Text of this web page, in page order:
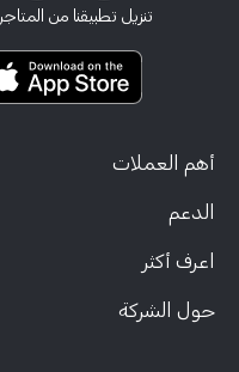
تنزيل تطبيقنا من المتاجر
أهم العملات
الدعم
اعرف أكثر
حول الشركة
وثائق المعلومات الرئيسية
بيانات الشكاوى (عملاء FCA)
تأمين الاستثمار